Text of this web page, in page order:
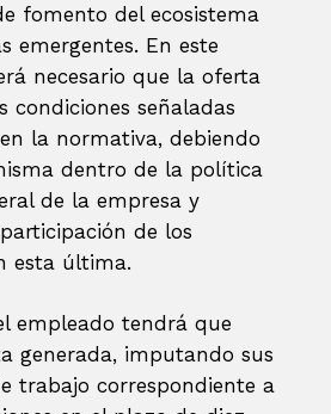
fomento del ecosistema
emergentes. En este
necesario que la oferta
condiciones señaladas
la normativa, debiendo
dentro de la política
de la empresa y
de los
esta última.
empleado tendrá que
generada, imputando sus
trabajo correspondiente a